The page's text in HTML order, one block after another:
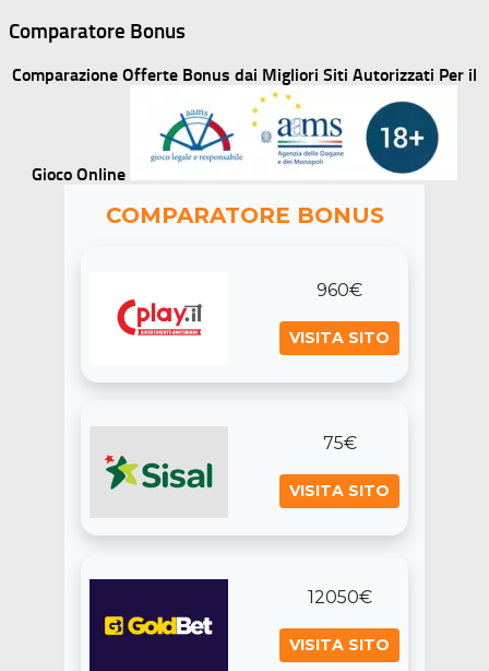
Comparatore Bonus
Comparazione Offerte Bonus dai Migliori Siti Autorizzati Per il
Gioco Online